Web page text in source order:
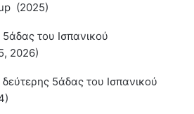
(2025)
του Ισπανικού
2026)
5άδας του Ισπανικού